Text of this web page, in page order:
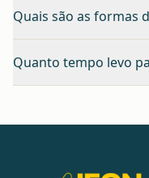
Quais são as formas
Quanto tempo levo